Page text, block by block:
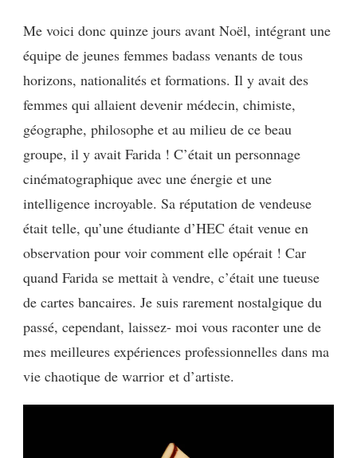
Me voici donc quinze jours avant Noël, intégrant une
équipe de jeunes femmes badass venants de tous
horizons, nationalités et formations. Il y avait des
femmes qui allaient devenir médecin, chimiste,
géographe, philosophe et au milieu de ce beau
groupe, il y avait Farida ! C’était un personnage
cinématographique avec une énergie et une
intelligence incroyable. Sa réputation de vendeuse
était telle, qu’une étudiante d’HEC était venue en
observation pour voir comment elle opérait ! Car
quand Farida se mettait à vendre, c’était une tueuse
de cartes bancaires. Je suis rarement nostalgique du
passé, cependant, laissez- moi vous raconter une de
mes meilleures expériences professionnelles dans ma
vie chaotique de warrior et d’artiste.